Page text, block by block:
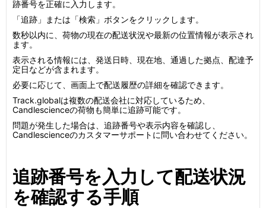
跡番号を正確に入力します。
「追跡」または「検索」ボタンをクリックします。
数秒以内に、荷物の現在の配送状況や最新の位置情報が表示され
ます。
表示される情報には、発送日時、現在地、通過した拠点、配達予
定日などが含まれます。
必要に応じて、画面上で配送履歴の詳細を確認できます。
Track.globalは複数の配送会社に対応しているため、
Candlescienceの荷物も簡単に追跡可能です。
問題が発生した場合は、追跡番号や表示内容を確認し、
Candlescienceのカスタマーサポートに問い合わせてください。
追跡番号を入力して配送状況
を確認する手順